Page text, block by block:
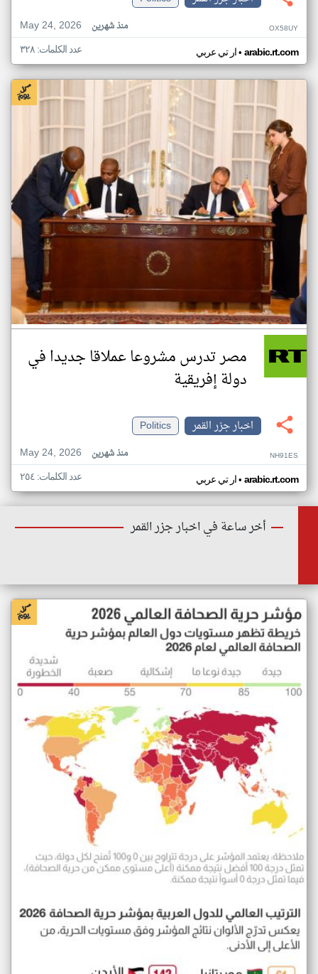
May 24, 2026
منذ شهرين OX58UY
ار تي عربي• arabic.rt.com عدد الكلمات: ٣٢٨
مصر تدرس مشروعا عملاقا جديدا في
دولة إفريقية
اخبار جزر القمر
Politics
May 24, 2026
منذ شهرين NH91ES
ار تي عربي• arabic.rt.com عدد الكلمات: ٢٥٤
أخر ساعة في اخبار جزر القمر